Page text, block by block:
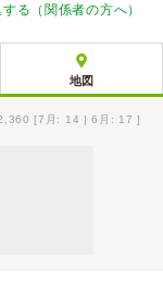
る（関係者の方へ）
地図
[7月: 14 | 6月: 17 ]